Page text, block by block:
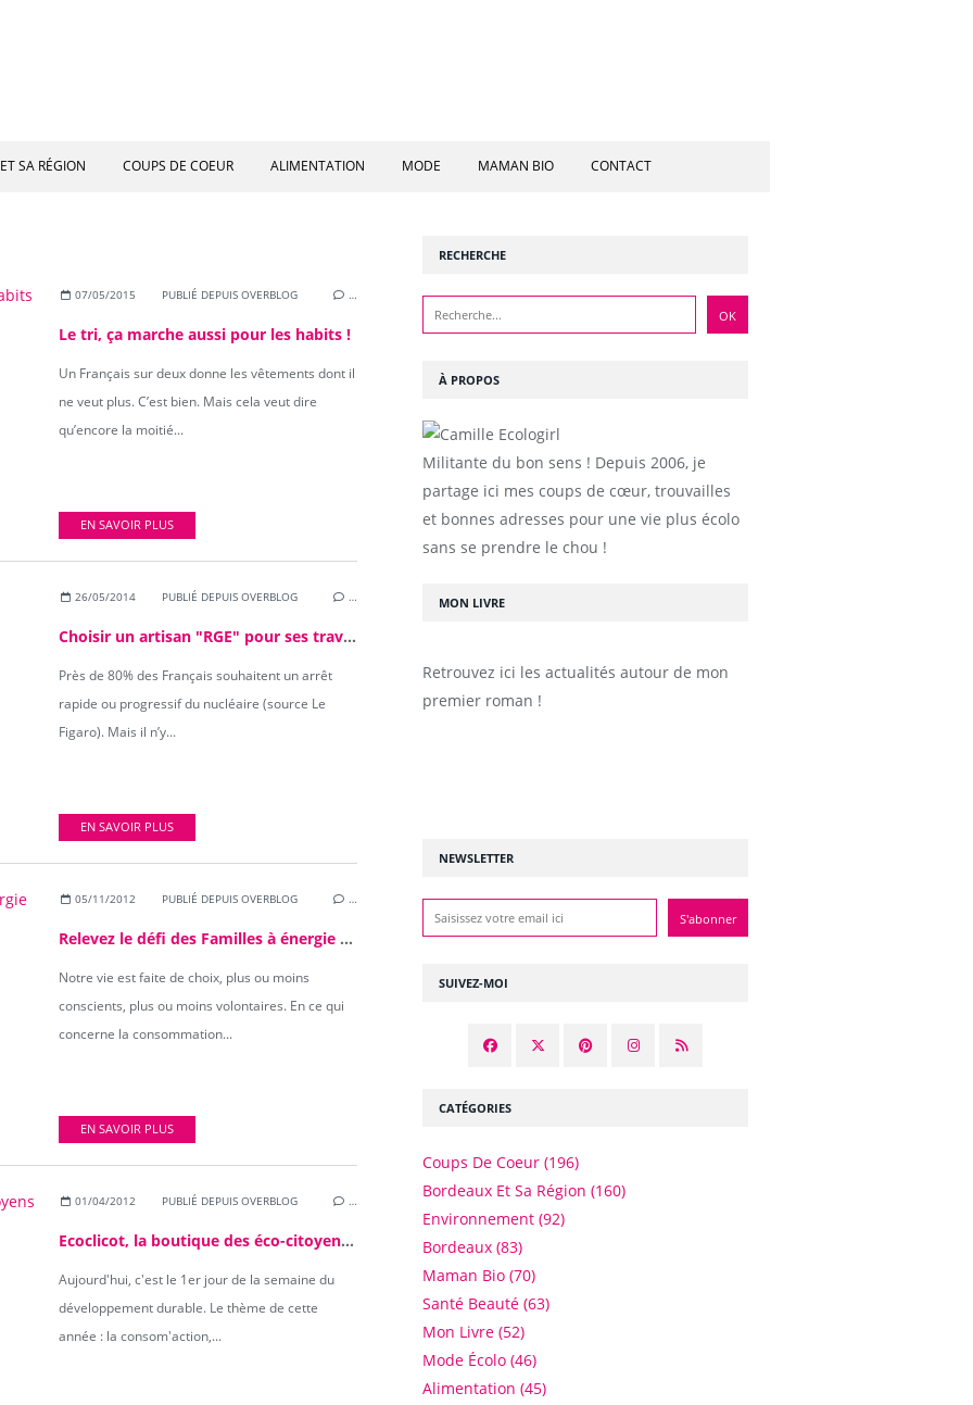
SA RÉGION COUPS DE COEUR ALIMENTATION MODE MAMAN BIO CONTACT
07/05/2015 PUBLIÉ DEPUIS OVERBLOG …
Le tri, ça marche aussi pour les habits !
Un Français sur deux donne les vêtements dont il
ne veut plus. C’est bien. Mais cela veut dire
qu’encore la moitié...
EN SAVOIR PLUS
26/05/2014 PUBLIÉ DEPUIS OVERBLOG …
Choisir un artisan "RGE" pour ses travaux d'isolation
Près de 80% des Français souhaitent un arrêt
rapide ou progressif du nucléaire (source Le
Figaro). Mais il n’y...
EN SAVOIR PLUS
05/11/2012 PUBLIÉ DEPUIS OVERBLOG …
Relevez le défi des Familles à énergie positive !
Notre vie est faite de choix, plus ou moins
conscients, plus ou moins volontaires. En ce qui
concerne la consommation...
EN SAVOIR PLUS
01/04/2012 PUBLIÉ DEPUIS OVERBLOG …
Ecoclicot, la boutique des éco-citoyens (concours inside)
Aujourd'hui, c'est le 1er jour de la semaine du
développement durable. Le thème de cette
année : la consom'action,...
NEWSLETTER
SUIVEZ-MOI
RECHERCHE
À PROPOS
Militante du bon sens ! Depuis 2006, je
partage ici mes coups de cœur, trouvailles
et bonnes adresses pour une vie plus écolo
sans se prendre le chou !
CATÉGORIES
Coups De Coeur (196)
Bordeaux Et Sa Région (160)
Environnement (92)
Bordeaux (83)
Maman Bio (70)
Santé Beauté (63)
Mon Livre (52)
Mode Écolo (46)
Alimentation (45)
MON LIVRE
Retrouvez ici les actualités autour de mon
premier roman !